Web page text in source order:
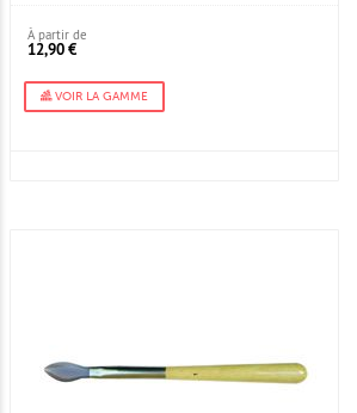
À partir de
12,90 €
VOIR LA GAMME